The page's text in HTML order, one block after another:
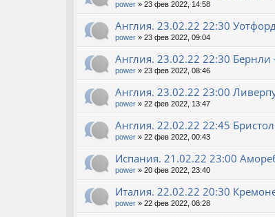
power » 23 фев 2022, 14:58
Англия. 23.02.22 22:30
power » 23 фев 2022, 09:04
Англия. 23.02.22 22:30 Бернли
power » 23 фев 2022, 08:46
Англия. 23.02.22 23:00
power » 22 фев 2022, 13:47
Англия. 22.02.22 22:45
power » 22 фев 2022, 00:43
Испания. 21.02.22 23:00
power » 20 фев 2022, 23:40
Италия. 22.02.22 20:30
power » 22 фев 2022, 08:28